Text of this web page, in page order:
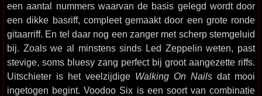
een aantal nummers waarvan de basis gelegd wordt door
een dikke basriff, compleet gemaakt door een grote ronde
gitaarriff. En tel daar nog een zanger met scherp stemgeluid
bij. Zoals we al minstens sinds Led Zeppelin weten, past
stevige, soms bluesy zang perfect bij groot aangezette riffs.
Uitschieter is het veelzijdige Walking On Nails dat mooi
ingetogen begint. Voodoo Six is een soort van combinatie